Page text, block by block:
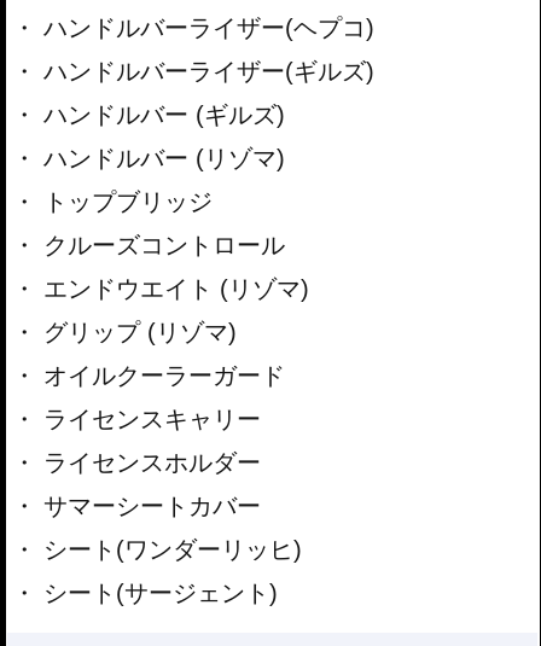
ハンドルバーライザー(ヘプコ)
ハンドルバーライザー(ギルズ)
ハンドルバー (ギルズ)
ハンドルバー (リゾマ)
トップブリッジ
クルーズコントロール
エンドウエイト (リゾマ)
グリップ (リゾマ)
オイルクーラーガード
ライセンスキャリー
ライセンスホルダー
サマーシートカバー
シート(ワンダーリッヒ)
シート(サージェント)